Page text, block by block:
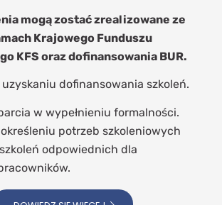
mogą zostać zrealizowane ze
Krajowego Funduszu
KFS oraz dofinansowania BUR.
dofinansowania szkoleń.
w wypełnieniu formalności.
potrzeb szkoleniowych
odpowiednich dla